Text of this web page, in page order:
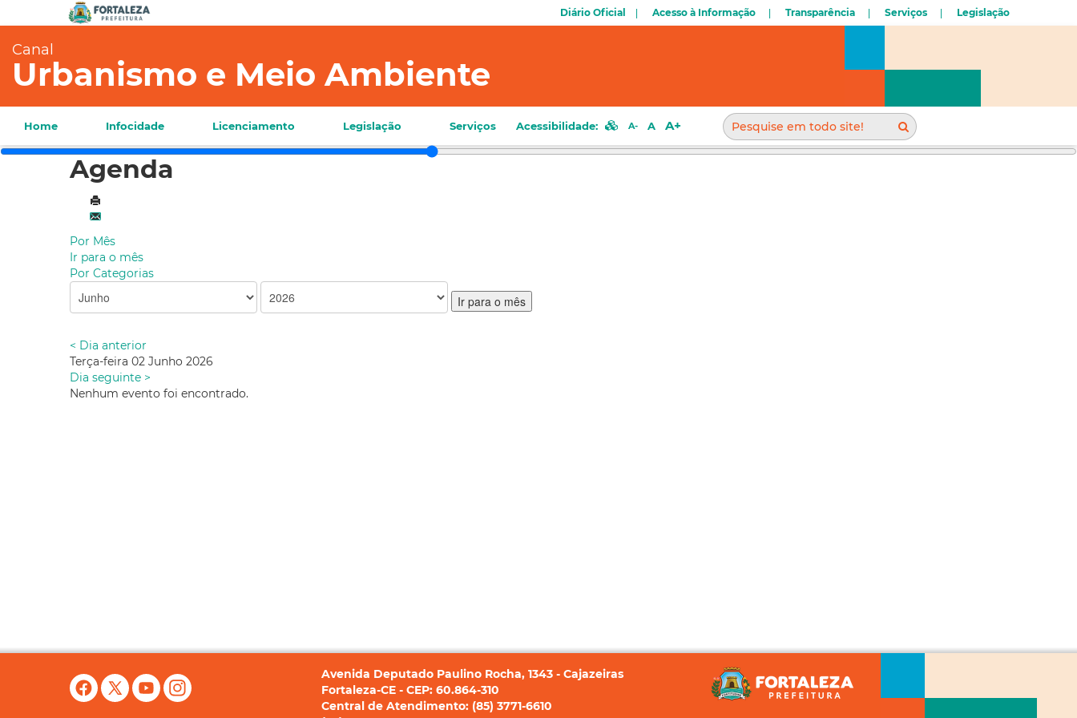
Diário Oficial Acesso à Informação Transparência Serviços Legislação
Canal
Urbanismo e Meio Ambiente
Home Infocidade Licenciamento Legislação Serviços Acessibilidade: A- A A+
Agenda
Por Mês
Ir para o mês
Por Categorias
Ir para o mês
< Dia anterior
Terça-feira 02 Junho 2026
Dia seguinte >
Nenhum evento foi encontrado.
Avenida Deputado Paulino Rocha, 1343 - Cajazeiras
Fortaleza-CE - CEP: 60.864-310
Central de Atendimento: (85) 3771-6610